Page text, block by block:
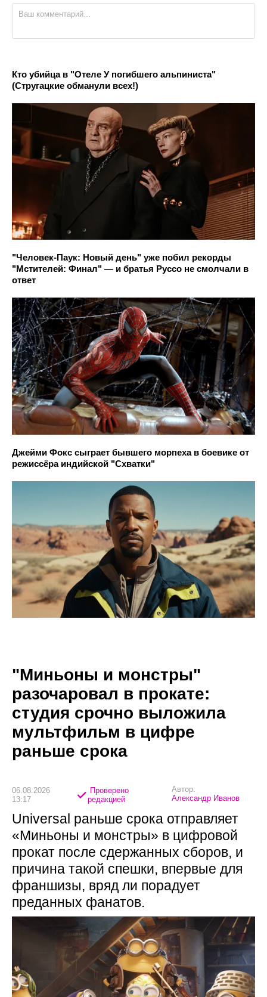
Кто убийца в "Отеле У погибшего альпиниста"
(Стругацкие обманули всех!)
"Человек-Паук: Новый день" уже побил рекорды
"Мстителей: Финал" — и братья Руссо не смолчали в
ответ
Джейми Фокс сыграет бывшего морпеха в боевике от
режиссёра индийской "Схватки"
"Миньоны и монстры"
разочаровал в прокате:
студия срочно выложила
мультфильм в цифре
раньше срока
06.08.2026
13:17
Проверено
редакцией
Автор:
Александр Иванов
Universal раньше срока отправляет
«Миньоны и монстры» в цифровой
прокат после сдержанных сборов, и
причина такой спешки, впервые для
франшизы, вряд ли порадует
преданных фанатов.